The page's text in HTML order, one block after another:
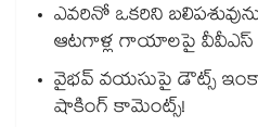
ఎవరినో ఒకరిని
ఆటగాళ్ల గాయాలపై వీవీఎస్
వైభవ్ వయసుపై డౌట్స్
షాకింగ్ కామెంట్స్!